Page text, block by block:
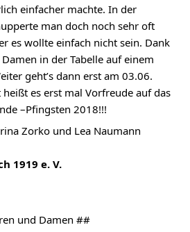
einfacher machte. In der
man doch noch sehr oft
es wollte einfach nicht sein. Dank
in der Tabelle auf einem
geht’s dann erst am 03.06.
heißt es erst mal Vorfreude auf das
–Pfingsten 2018!!!
Zorko und Lea Naumann
1919 e. V.
und Damen ##